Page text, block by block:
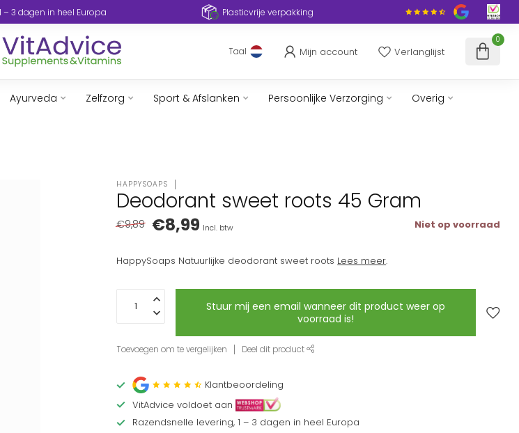
– 3 dagen in heel Europa Plasticvrije verpakking
Taal Mijn account Verlanglijst
0
Ayurveda Zelfzorg Sport & Afslanken Persoonlijke Verzorging Overig
HAPPYSOAPS
Deodorant sweet roots 45 Gram
€9,89 €8,99 Incl. btw Niet op voorraad
HappySoaps Natuurlijke deodorant sweet roots Lees meer.
Stuur mij een email wanneer dit product weer op
voorraad is!
Toevoegen om te vergelijken Deel dit product
Klantbeoordeling
VitAdvice voldoet aan
Razendsnelle levering, 1 – 3 dagen in heel Europa